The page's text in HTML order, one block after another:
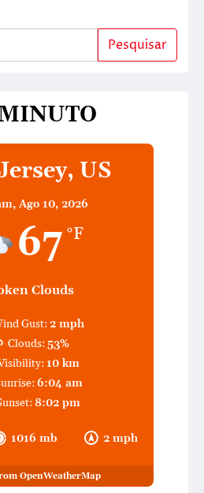
Pesquisar
US
Ago 10, 2026
67 °F
Clouds
1016 mb 2 mph
Gust:2 mph
Clouds:53%
10 km
6:04 am
8:02 pm
OpenWeatherMap